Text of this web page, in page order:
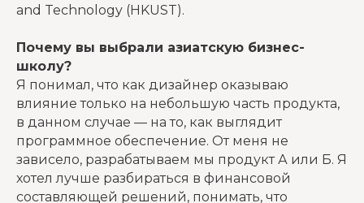
and Technology (HKUST).
Почему вы выбрали азиатскую бизнес-
школу?
Я понимал, что как дизайнер оказываю
влияние только на небольшую часть продукта,
в данном случае — на то, как выглядит
программное обеспечение. От меня не
зависело, разрабатываем мы продукт А или Б. Я
хотел лучше разбираться в финансовой
составляющей решений, понимать, что